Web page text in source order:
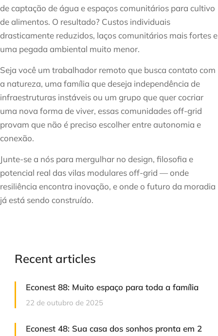
de captação de água e espaços comunitários para cultivo
de alimentos. O resultado? Custos individuais
drasticamente reduzidos, laços comunitários mais fortes e
uma pegada ambiental muito menor.
Seja você um trabalhador remoto que busca contato com
a natureza, uma família que deseja independência de
infraestruturas instáveis ou um grupo que quer cocriar
uma nova forma de viver, essas comunidades off-grid
provam que não é preciso escolher entre autonomia e
conexão.
Junte-se a nós para mergulhar no design, filosofia e
potencial real das vilas modulares off-grid — onde
resiliência encontra inovação, e onde o futuro da moradia
já está sendo construído.
Recent articles
Econest 88: Muito espaço para toda a família
22 de outubro de 2025
Econest 48: Sua casa dos sonhos pronta em 2